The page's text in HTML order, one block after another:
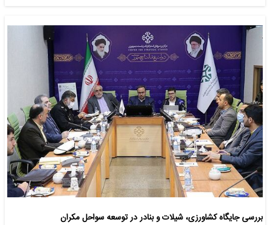
بررسی جایگاه کشاورزی، شیلات و بنادر در توسعه سواحل مکران